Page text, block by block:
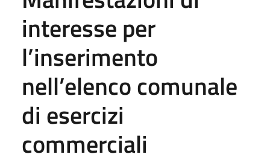
interesse per
l’inserimento
nell’elenco comunale
di esercizi
commerciali